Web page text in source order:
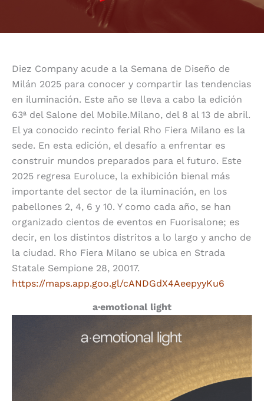
Diez Company acude a la Semana de Diseño de
Milán 2025 para conocer y compartir las tendencias
en iluminación. Este año se lleva a cabo la edición
63ª del Salone del Mobile.Milano, del 8 al 13 de abril.
El ya conocido recinto ferial Rho Fiera Milano es la
sede. En esta edición, el desafío a enfrentar es
construir mundos preparados para el futuro. Este
2025 regresa Euroluce, la exhibición bienal más
importante del sector de la iluminación, en los
pabellones 2, 4, 6 y 10. Y como cada año, se han
organizado cientos de eventos en Fuorisalone; es
decir, en los distintos distritos a lo largo y ancho de
la ciudad. Rho Fiera Milano se ubica en Strada
Statale Sempione 28, 20017.
https://maps.app.goo.gl/cANDGdX4AeepyyKu6
a·emotional light